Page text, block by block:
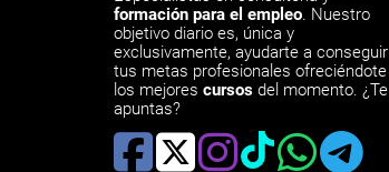
formación para el empleo. Nuestro
objetivo diario es, única y
exclusivamente, ayudarte a conseguir
tus metas profesionales ofreciéndote
los mejores cursos del momento. ¿Te
apuntas?